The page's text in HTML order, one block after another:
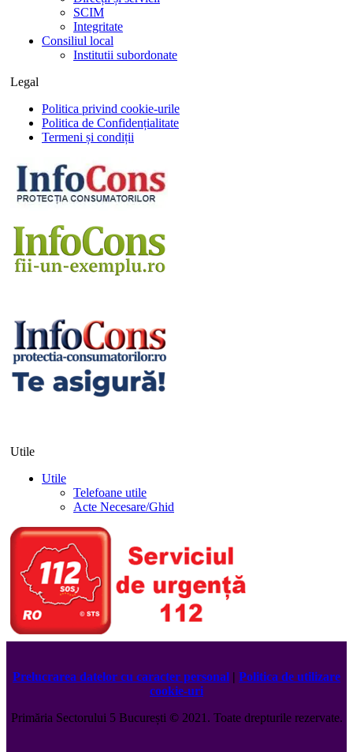
SCIM
Integritate
Consiliul local
Institutii subordonate
Legal
Politica privind cookie-urile
Politica de Confidențialitate
Termeni și condiții
Utile
Utile
Telefoane utile
Acte Necesare/Ghid
Prelucrarea datelor cu caracter personal | Politica de utilizare
cookie-uri
Primăria Sectorului 5 București ©️2021. Toate drepturile rezervate.